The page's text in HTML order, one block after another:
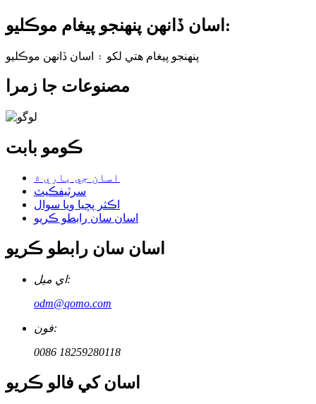
اسان ڏانهن پنهنجو پيغام موڪليو:
پنهنجو پيغام هتي لکو ۽ اسان ڏانهن موڪليو
مصنوعات جا زمرا
ڪومو بابت
اسان جي باري ۾
سرٽيفڪيٽ
اڪثر پڇيا ويا سوال
اسان سان رابطو ڪريو
اسان سان رابطو ڪريو
اي ميل:
odm@qomo.com
فون:
0086 18259280118
اسان کي فالو ڪريو